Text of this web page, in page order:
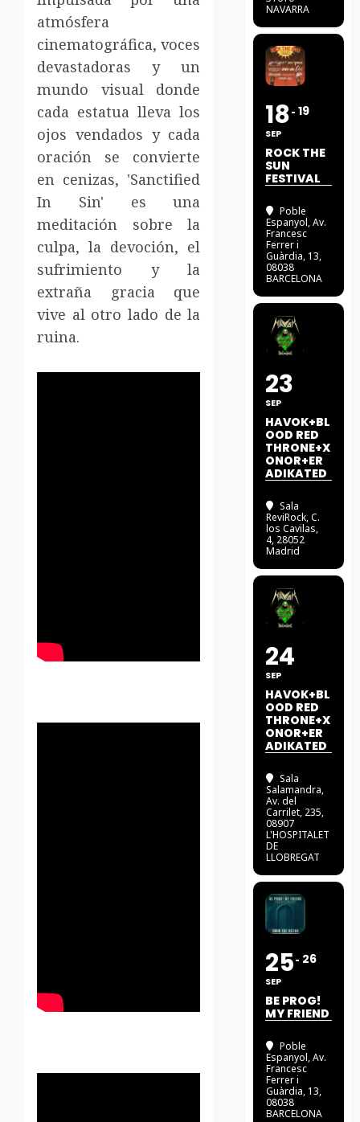
atmósfera
cinematográfica, voces
devastadoras y un
mundo visual donde
cada estatua lleva los
ojos vendados y cada
oración se convierte
en cenizas, 'Sanctified
In Sin' es una
meditación sobre la
culpa, la devoción, el
sufrimiento y la
extraña gracia que
vive al otro lado de la
ruina.
NAVARRA
18
SEP
19
ROCK THE
SUN
FESTIVAL
Poble
Espanyol, Av.
Francesc
Ferrer i
Guàrdia, 13,
08038
BARCELONA
23
SEP
HAVOK+BL
OOD RED
THRONE+X
ONOR+ER
ADIKATED
Sala
ReviRock, C.
los Cavilas,
4, 28052
Madrid
24
SEP
HAVOK+BL
OOD RED
THRONE+X
ONOR+ER
ADIKATED
Sala
Salamandra,
Av. del
Carrilet, 235,
08907
L'HOSPITALET
DE
LLOBREGAT
25
SEP
26
BE PROG!
MY FRIEND
Poble
Espanyol, Av.
Francesc
Ferrer i
Guàrdia, 13,
08038
BARCELONA